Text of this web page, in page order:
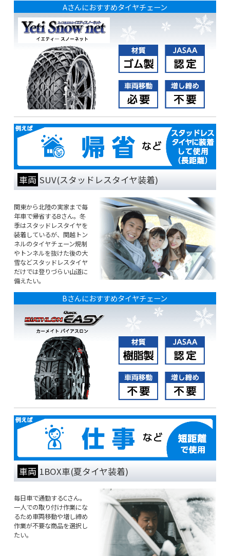
Aさんにおすすめタイヤチェーン
車両 SUV(スタッドレスタイヤ装着)
関東から北陸の実家まで毎
年車で帰省するBさん。冬
季はスタッドレスタイヤを
装着しているが、関越トン
ネルのタイヤチェーン規制
やトンネルを抜けた後の大
雪などスタッドレスタイヤ
だけでは登りづらい山道に
備えたい。
Bさんにおすすめタイヤチェーン
車両 1BOX車(夏タイヤ装着)
毎日車で通勤するCさん。
一人での取り付け作業にな
るため車両移動や増し締め
作業が不要な商品を選択し
たい。